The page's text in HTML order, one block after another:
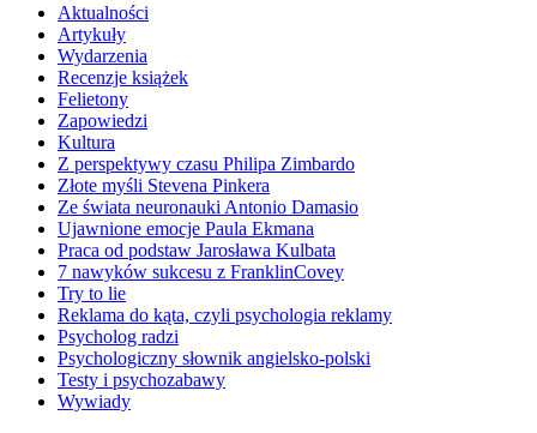
Aktualności
Artykuły
Wydarzenia
Recenzje książek
Felietony
Zapowiedzi
Kultura
Z perspektywy czasu Philipa Zimbardo
Złote myśli Stevena Pinkera
Ze świata neuronauki Antonio Damasio
Ujawnione emocje Paula Ekmana
Praca od podstaw Jarosława Kulbata
7 nawyków sukcesu z FranklinCovey
Try to lie
Reklama do kąta, czyli psychologia reklamy
Psycholog radzi
Psychologiczny słownik angielsko-polski
Testy i psychozabawy
Wywiady